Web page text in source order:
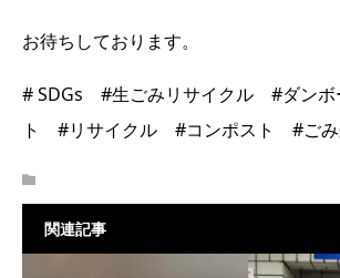
お待ちしております。
# SDGs #生ごみリサイクル #ダンボ
ト #リサイクル #コンポスト #ごみ
関連記事